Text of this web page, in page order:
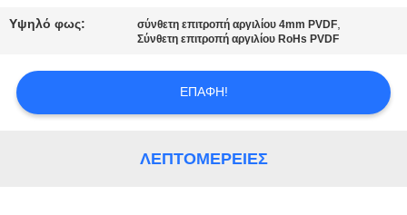
SITEMAP
ΠΟΛΙΤΙΚΉ
ΑΠΟΡΡΉΤΟΥ
Υψηλό φως: σύνθετη επιτροπή αργιλίου 4mm PVDF,
Σύνθετη επιτροπή αργιλίου RoHs PVDF
ΕΠΑΦΉ!
ΛΕΠΤΟΜΈΡΕΙΕΣ